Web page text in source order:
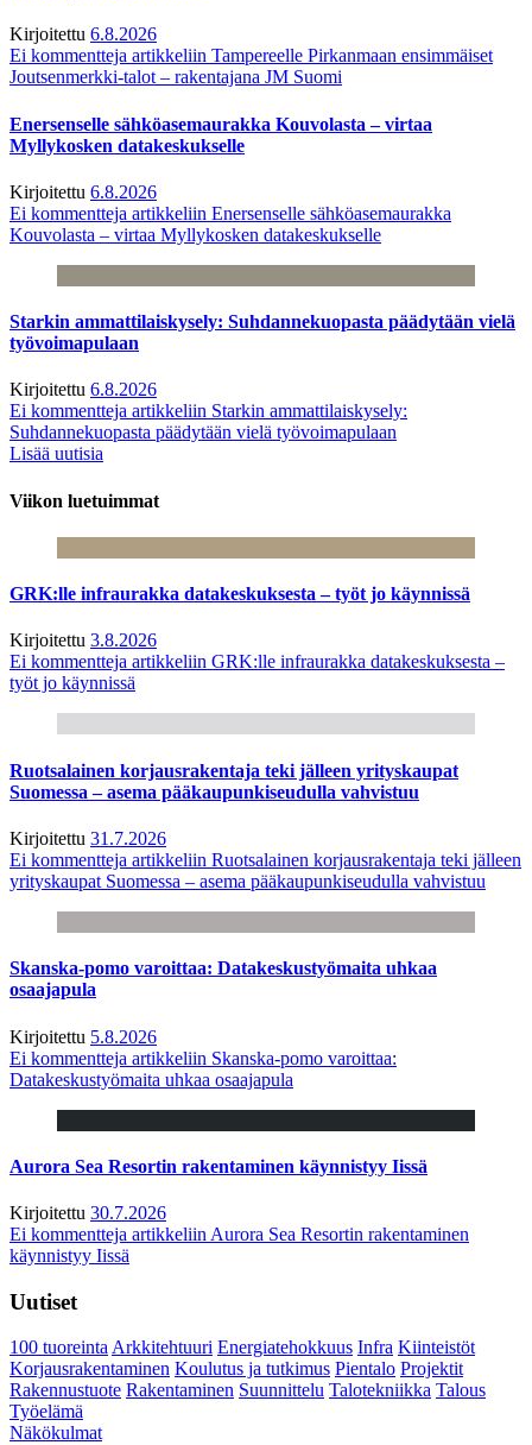
Kirjoitettu 6.8.2026
Ei kommentteja artikkeliin Tampereelle Pirkanmaan ensimmäiset
Joutsenmerkki-talot – rakentajana JM Suomi
Enersenselle sähköasemaurakka Kouvolasta – virtaa
Myllykosken datakeskukselle
Kirjoitettu 6.8.2026
Ei kommentteja artikkeliin Enersenselle sähköasemaurakka
Kouvolasta – virtaa Myllykosken datakeskukselle
Starkin ammattilaiskysely: Suhdannekuopasta päädytään vielä
työvoimapulaan
Kirjoitettu 6.8.2026
Ei kommentteja artikkeliin Starkin ammattilaiskysely:
Suhdannekuopasta päädytään vielä työvoimapulaan
Lisää uutisia
Viikon luetuimmat
GRK:lle infraurakka datakeskuksesta – työt jo käynnissä
Kirjoitettu 3.8.2026
Ei kommentteja artikkeliin GRK:lle infraurakka datakeskuksesta –
työt jo käynnissä
Ruotsalainen korjausrakentaja teki jälleen yrityskaupat
Suomessa – asema pääkaupunkiseudulla vahvistuu
Kirjoitettu 31.7.2026
Ei kommentteja artikkeliin Ruotsalainen korjausrakentaja teki jälleen
yrityskaupat Suomessa – asema pääkaupunkiseudulla vahvistuu
Skanska-pomo varoittaa: Datakeskustyömaita uhkaa
osaajapula
Kirjoitettu 5.8.2026
Ei kommentteja artikkeliin Skanska-pomo varoittaa:
Datakeskustyömaita uhkaa osaajapula
Aurora Sea Resortin rakentaminen käynnistyy Iissä
Kirjoitettu 30.7.2026
Ei kommentteja artikkeliin Aurora Sea Resortin rakentaminen
käynnistyy Iissä
Uutiset
100 tuoreintaArkkitehtuuri Energiatehokkuus Infra Kiinteistöt
Korjausrakentaminen Koulutus ja tutkimus Pientalo Projektit
Rakennustuote Rakentaminen Suunnittelu Talotekniikka Talous
Työelämä
Näkökulmat